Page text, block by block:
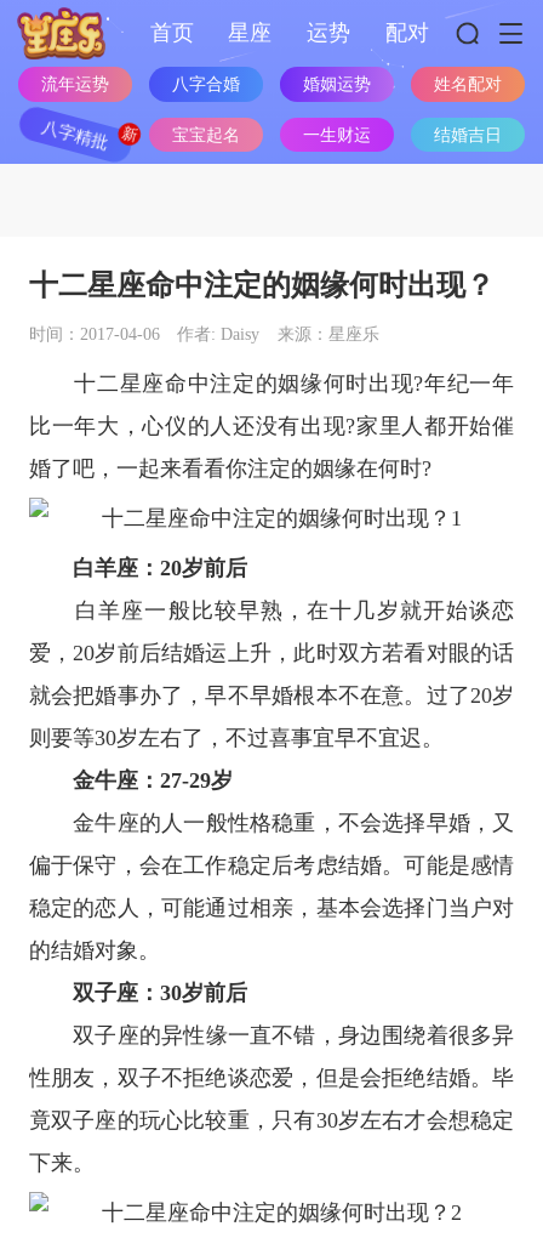
首页 星座 运势 配对
流年运势 八字合婚 婚姻运势 姓名配对
八字精批 宝宝起名 一生财运 结婚吉日
十二星座命中注定的姻缘何时出现？
时间：2017-04-06 作者: Daisy 来源：星座乐
十二星座命中注定的姻缘何时出现?年纪一年
比一年大，心仪的人还没有出现?家里人都开始催
婚了吧，一起来看看你注定的姻缘在何时?
白羊座：20岁前后
白羊座一般比较早熟，在十几岁就开始谈恋
爱，20岁前后结婚运上升，此时双方若看对眼的话
就会把婚事办了，早不早婚根本不在意。过了20岁
则要等30岁左右了，不过喜事宜早不宜迟。
金牛座：27-29岁
金牛座的人一般性格稳重，不会选择早婚，又
偏于保守，会在工作稳定后考虑结婚。可能是感情
稳定的恋人，可能通过相亲，基本会选择门当户对
的结婚对象。
双子座：30岁前后
双子座的异性缘一直不错，身边围绕着很多异
性朋友，双子不拒绝谈恋爱，但是会拒绝结婚。毕
竟双子座的玩心比较重，只有30岁左右才会想稳定
下来。